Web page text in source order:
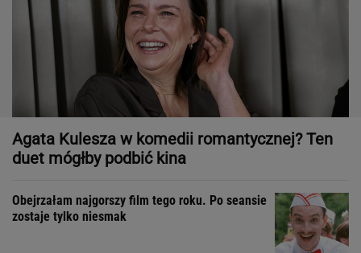
Agata Kulesza w komedii romantycznej? Ten
duet mógłby podbić kina
Obejrzałam najgorszy film tego roku. Po seansie
zostaje tylko niesmak